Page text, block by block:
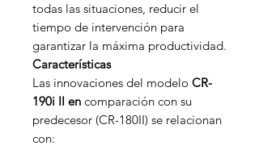
todas las situaciones, reducir el
tiempo de intervención para
garantizar la máxima productividad.
Características
Las innovaciones del modelo CR-
190i II en comparación con su
predecesor (CR-180II) se relacionan
con: